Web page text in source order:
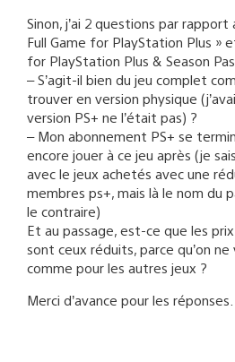
Sinon, j’ai 2 questions par rapport
Full Game for PlayStation Plus »
for PlayStation Plus & Season
– S’agit-il bien du jeu complet
trouver en version physique
version PS+ ne l’était pas) ?
– Mon abonnement PS+ se
encore jouer à ce jeu après (je
avec le jeux achetés avec une
membres ps+, mais là le nom du
le contraire)
Et au passage, est-ce que les
sont ceux réduits, parce qu’on ne
comme pour les autres jeux ?
Merci d’avance pour les réponses.